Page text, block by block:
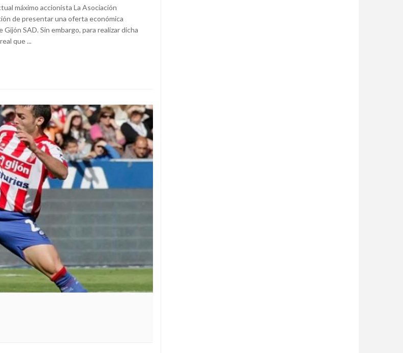
máximo accionista La Asociación
de presentar una oferta económica
SAD. Sin embargo, para realizar dicha
que ...